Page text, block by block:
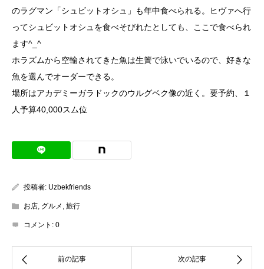
のラグマン「シュビットオシュ」も年中食べられる。ヒヴァへ行
ってシュビットオシュを食べそびれたとしても、ここで食べられ
ます^_^
ホラズムから空輸されてきた魚は生簀で泳いでいるので、好きな
魚を選んでオーダーできる。
場所はアカデミーガラドックのウルグベク像の近く。要予約、１
人予算40,000スム位
投稿者: Uzbekfriends
お店, グルメ , 旅行
コメント: 0